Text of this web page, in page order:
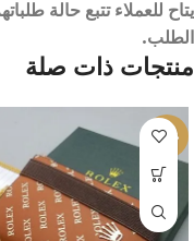
يتاح للعملاء تتبع حالة
الطلب.
منتجات ذات صلة
-17%